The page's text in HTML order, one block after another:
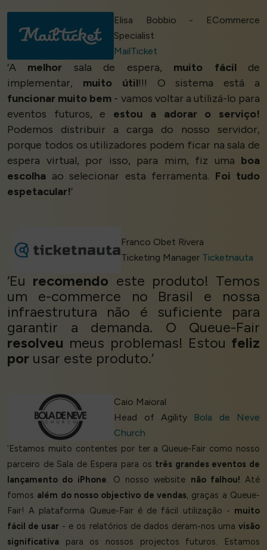
Elisa Bobbio - ECommerce
Specialist
MailTicket
‘A melhor sala de espera, muito fácilde
implementar, muito útil!!! O sistema está a
funcionar muito bem - vamos voltar a utilizá-lo para
eventos futuros, e estou a adorar o serviço!
Podemos distribuir a carga do nosso servidor,
porque todos os utilizadores podem ficar na sala de
espera virtual, por isso, para mim, fiz uma boa
escolha ao selecionar esta ferramenta. Foi tudo
espetacular!’
Franco Obet Rivera
Ticketing Manager Ticketnauta
‘Eu recomendo este produto! Temos
um e-commerce no Brasil e nossa
infraestrutura não é suficiente para
garantir a demanda. O Queue-Fair
resolveu meus problemas! Estou feliz
por usar este produto.’
Caio Maioral
Head of Agility Bola de Neve
Church
‘Estamos muito contentes por ter a Queue-Fair como nosso
parceiro de Sala de Espera para os três grandes eventos de
lançamento do iPhone. O nosso website não falhou! Até
fomos além do nosso objectivo de vendas, graças a Queue-
Fair! A plataforma Queue-Fair é de fácil utilização - muito
fácil de usar - e os relatórios de dados deram-nos umavisão
significativa para os nossos projectos futuros. Estamos